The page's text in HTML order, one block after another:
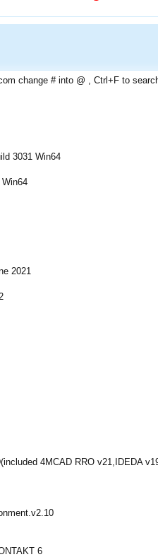
change # into @ , Ctrl+F to
3031 Win64
2021
4MCAD RRO v21,IDEDA
6